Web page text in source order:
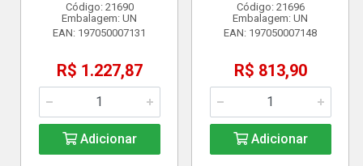
Código: 21690
Embalagem: UN
EAN: 197050007131
R$ 1.227,87
Adicionar
Código: 21696
Embalagem: UN
EAN: 197050007148
R$ 813,90
Adicionar